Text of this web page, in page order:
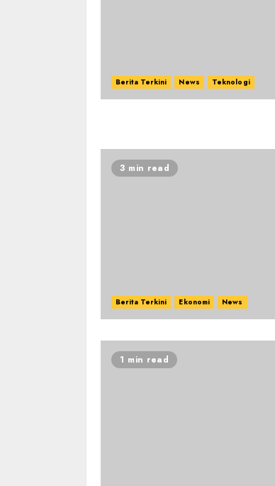
Berita Terkini News Teknologi
3 min read
Berita Terkini Ekonomi News
1 min read